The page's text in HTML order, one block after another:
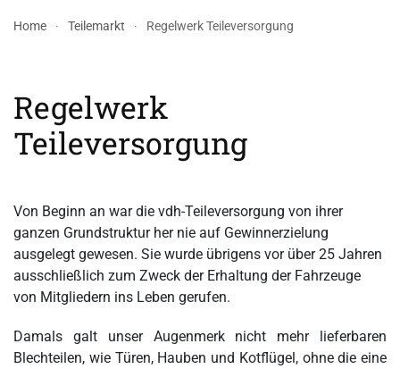
Home Teilemarkt Regelwerk Teileversorgung
Regelwerk
Teileversorgung
Von Beginn an war die vdh-Teileversorgung von ihrer
ganzen Grundstruktur her nie auf Gewinnerzielung
ausgelegt gewesen. Sie wurde übrigens vor über 25 Jahren
ausschließlich zum Zweck der Erhaltung der Fahrzeuge
von Mitgliedern ins Leben gerufen.
Damals galt unser Augenmerk nicht mehr lieferbaren
Blechteilen, wie Türen, Hauben und Kotflügel, ohne die eine